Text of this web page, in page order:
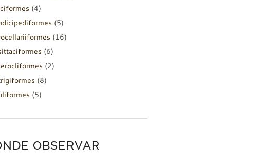
(4)
(5)
(16)
(6)
(2)
(8)
(5)
OBSERVAR